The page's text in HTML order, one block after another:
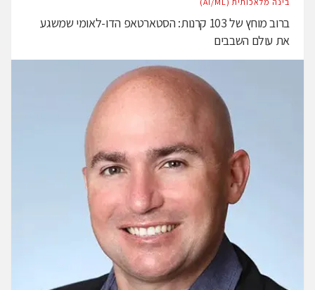
ברוב מוחץ של 103 קרנות: הסטארטאפ הדו-לאומי שמשגע
את עולם השבבים